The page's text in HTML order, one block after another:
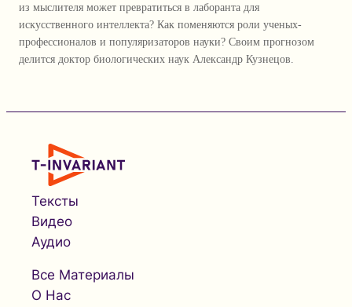
из мыслителя может превратиться в лаборанта для
искусственного интеллекта? Как поменяются роли ученых-
профессионалов и популяризаторов науки? Своим прогнозом
делится доктор биологических наук Александр Кузнецов.
Тексты
Видео
Аудио
Все Материалы
О Нас